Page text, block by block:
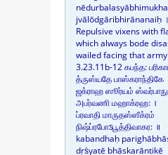
jvālōdgāribhirānanaiḥ ।
Repulsive vixens with
which always bode
wailed facing that
3.23.11b-12 கபந்த:
த்ருஸ்யதே பாஸ்கராந்திகே
ஜக்ராஹ ஸூர்யம்
அபர்வணி மஹாக்ரஹ: ।
ப்ரவாதி மாருதஸ்ஸீக்ரம்
நிஷ்ப்ரபோऽபூத்திவாகர: ॥
kabandhaḥ
dṛṡyatē bhāskarāntikē